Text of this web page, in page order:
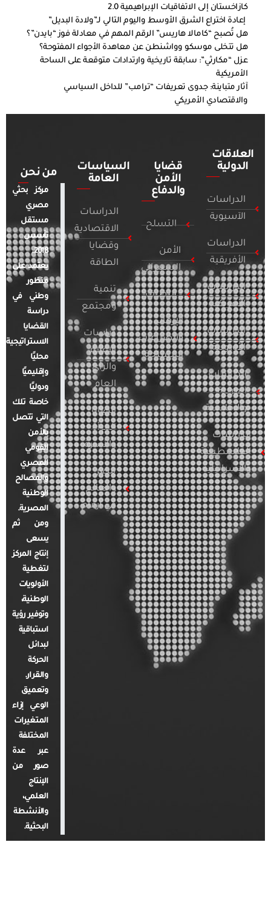
كازاخستان إلى الاتفاقيات الإبراهيمية 2.0
إعادة اختراع الشرق الأوسط واليوم التالي لـ”ولادة البديل”
هل تُصبح “كامالا هاريس” الرقم المهم في معادلة فوز “بايدن”؟
هل تتخلى موسكو وواشنطن عن معاهدة الأجواء المفتوحة؟
عزل “مكارثي”: سابقة تاريخية وارتدادات متوقعة على الساحة
الأمريكية
آثار متباينة: جدوى تعريفات “ترامب” للداخل السياسي
والاقتصادي الأمريكي
العلاقات
الدولية
الدراسات
الآسيوية
الدراسات
الأفريقية
الدراسات
الأمريكية
الدراسات
الأوروبية
الدراسات
العربية
والإقليمية
الدراسات
الفلسطينية
والإسرائيلية
قضايا
الأمن
والدفاع
التسلح
الأمن
السيبراني
التطرف
الإرهاب
والصراعات
المسلحة
السياسات
العامة
الدراسات
الاقتصادية
وقضايا
الطاقة
تنمية
ومجتمع
دراسات
الإعلام
والرأي
العام
قضايا
المرأة
والأسرة
مصر
والعالم
في أرقام
من نحن
مركز بحثي
مصري
مستقل
تأسس
2018.
يعتمد على
منظور
وطني في
دراسة
القضايا
الاستراتيجية
محليًا
وإقليميًا
ودوليًا
خاصة تلك
التي تتصل
بالأمن
القومي
المصري
والمصالح
الوطنية
المصرية.
ومن ثم
يسعى
إنتاج المركز
لتغطية
الأولويات
الوطنية،
وتوفير رؤية
استباقية
لبدائل
الحركة
والقرار.
وتعميق
الوعي إزاء
المتغيرات
المختلفة
عبر عدة
صور من
الإنتاج
العلمي،
والأنشطة
البحثية.